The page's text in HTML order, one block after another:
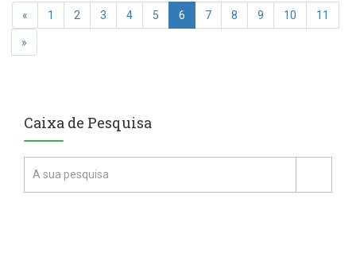
« 1 2 3 4 5 6 7 8 9 10 11
»
Caixa de Pesquisa